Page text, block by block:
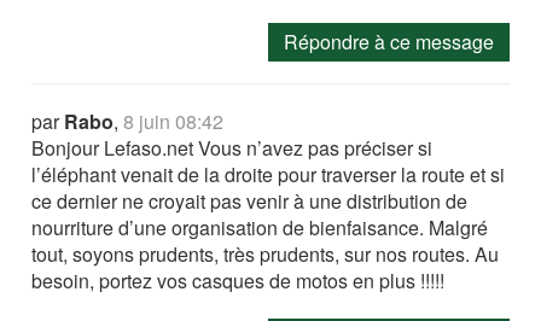
Répondre à ce message
parRabo,8 juin 08:42
Bonjour Lefaso.net Vous n’avez pas préciser si
l’éléphant venait de la droite pour traverser la route et si
ce dernier ne croyait pas venir à une distribution de
nourriture d’une organisation de bienfaisance. Malgré
tout, soyons prudents, très prudents, sur nos routes. Au
besoin, portez vos casques de motos en plus !!!!!